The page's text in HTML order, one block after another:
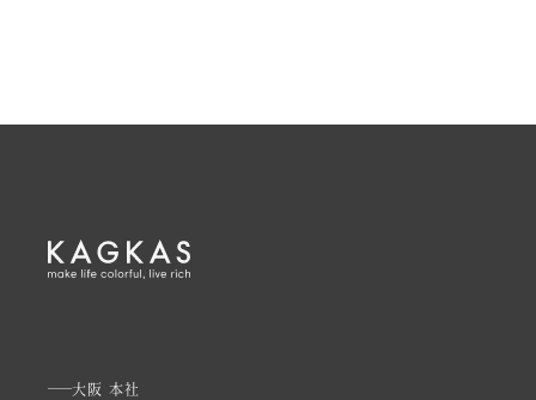
大阪 本社